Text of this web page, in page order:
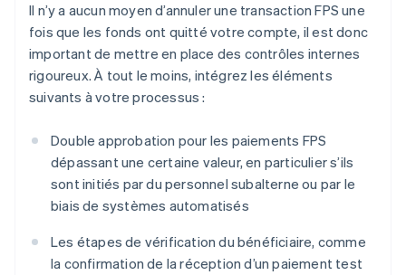
Il n’y a aucun moyen d’annuler une transaction FPS une
fois que les fonds ont quitté votre compte, il est donc
important de mettre en place des contrôles internes
rigoureux. À tout le moins, intégrez les éléments
suivants à votre processus :
Double approbation pour les paiements FPS
dépassant une certaine valeur, en particulier s’ils
sont initiés par du personnel subalterne ou par le
biais de systèmes automatisés
Les étapes de vérification du bénéficiaire, comme
la confirmation de la réception d’un paiement test